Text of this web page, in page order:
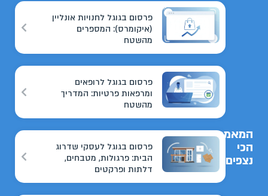
המאמרים
הכי
נצפים
פרסום בגוגל לחנויות אונליין
(איקומרס): המספרים
מהשטח
פרסום בגוגל לרופאים
ומרפאות פרטיות: המדריך
מהשטח
פרסום בגוגל לעסקי שדרוג
הבית: פרגולות, מטבחים,
דלתות ופרקטים